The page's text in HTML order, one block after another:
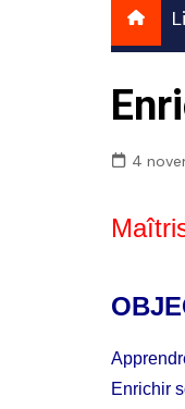
4
Enrichir